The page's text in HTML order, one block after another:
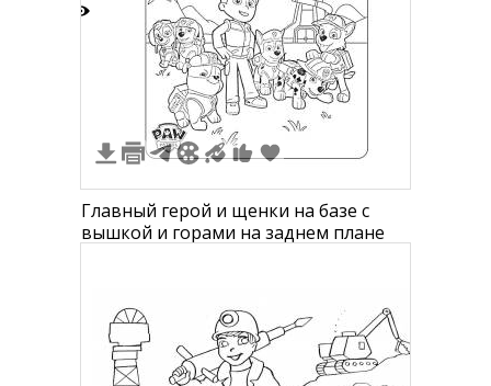
Главный герой и щенки на базе с
вышкой и горами на заднем плане